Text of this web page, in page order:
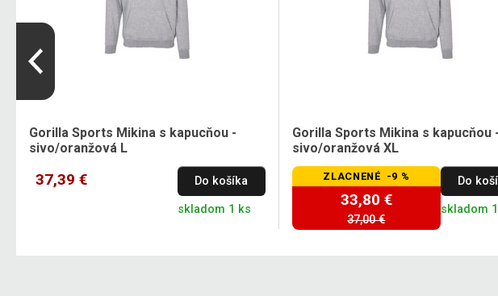
Gorilla Sports Mikina s kapucňou -
sivo/oranžová L
37,39 € Do košíka
skladom 1 ks
Gorilla Sports Mikina s kapucňou -
sivo/oranžová XL
ZLACNENÉ -9 %
33,80 €
37,00 €
Do
skladom